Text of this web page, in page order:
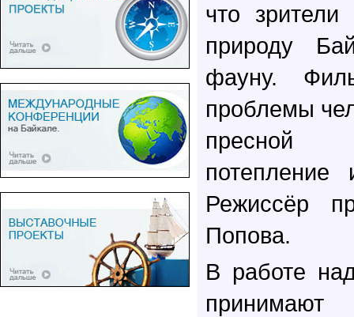
что зрители
природу
фауну.
проблемы
пресной
Режиссёр
Попова.
В работе